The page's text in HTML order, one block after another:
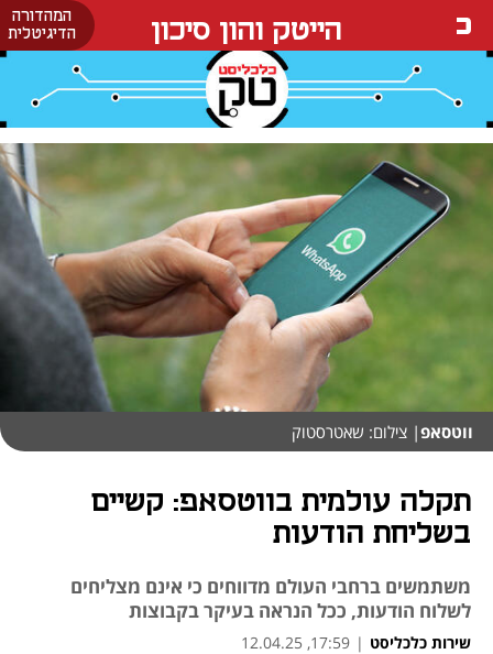
המהדורה
הדיגיטלית
הייטק והון סיכון
ווטסאפ| צילום: שאטרסטוק
תקלה עולמית בווטסאפ: קשיים
בשליחת הודעות
משתמשים ברחבי העולם מדווחים כי אינם מצליחים
לשלוח הודעות, ככל הנראה בעיקר בקבוצות
שירות כלכליסט |
17:59, 12.04.25